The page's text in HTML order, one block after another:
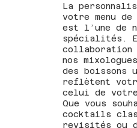
La
votre menu
est l’une de
spécialités.
collaboration
nos
des boissons
reflètent
celui de votre
Que vous
cocktails
revisités ou